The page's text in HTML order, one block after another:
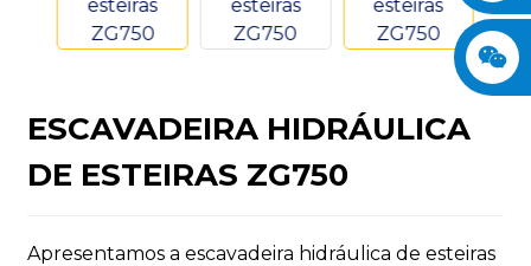
ESCAVADEIRA HIDRÁULICA
DE ESTEIRAS ZG750
Apresentamos a escavadeira hidráulica de esteiras